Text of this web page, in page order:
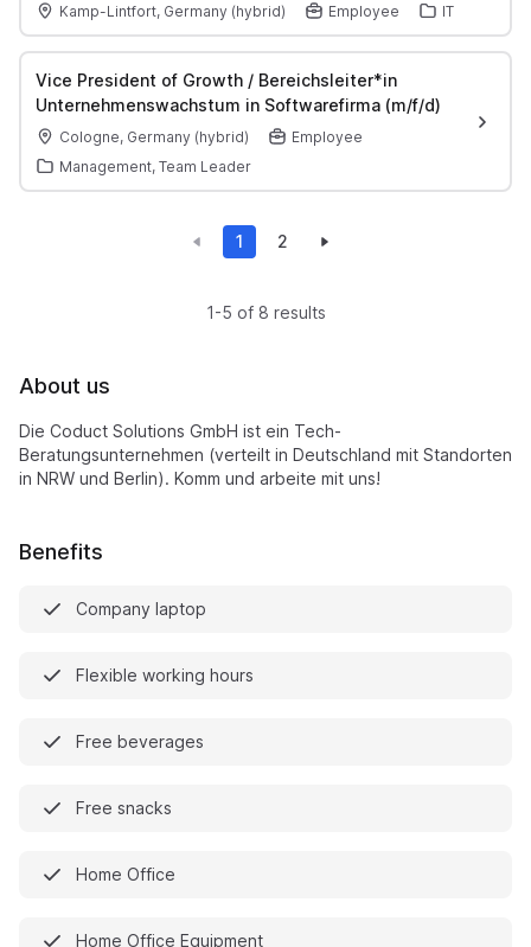
Kamp-Lintfort, Germany (hybrid) Employee IT
Vice President of Growth / Bereichsleiter*in
Unternehmenswachstum in Softwarefirma (m/f/d)
Cologne, Germany (hybrid)
Employee
Management, Team Leader
1 2
1-5 of 8 results
About us
Die Coduct Solutions GmbH ist ein Tech-
Beratungsunternehmen (verteilt in Deutschland mit Standorten
in NRW und Berlin). Komm und arbeite mit uns!
Benefits
Company laptop
Flexible working hours
Free beverages
Free snacks
Home Office
Home Office Equipment